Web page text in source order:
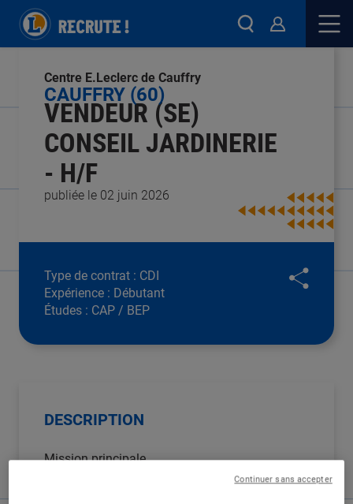
publiée le 02 juin 2026
VENDEUR (SE)
CONSEIL JARDINERIE
- H/F
CAUFFRY (60)
Centre E.Leclerc de Cauffry
Type de contrat : CDI
Expérience : Débutant
Études : CAP / BEP
DESCRIPTION
Mission principale
Continuer sans accepter